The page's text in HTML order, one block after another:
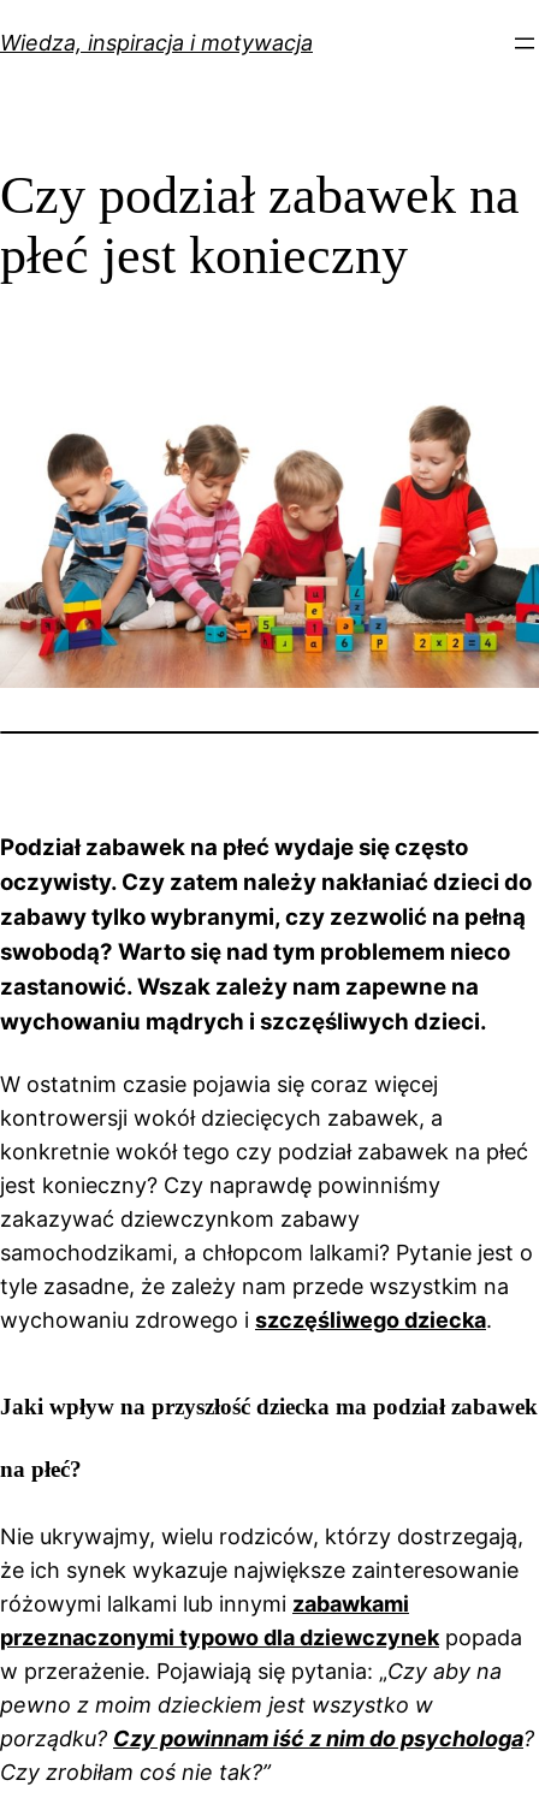
do
Wiedza, inspiracja i motywacja
Czy podział zabawek na
płeć jest konieczny
Podział zabawek na płeć wydaje się często
oczywisty. Czy zatem należy nakłaniać dzieci do
zabawy tylko wybranymi, czy zezwolić na pełną
swobodą? Warto się nad tym problemem nieco
zastanowić. Wszak zależy nam zapewne na
wychowaniu mądrych i szczęśliwych dzieci.
W ostatnim czasie pojawia się coraz więcej
kontrowersji wokół dziecięcych zabawek, a
konkretnie wokół tego czy podział zabawek na płeć
jest konieczny? Czy naprawdę powinniśmy
zakazywać dziewczynkom zabawy
samochodzikami, a chłopcom lalkami? Pytanie jest o
tyle zasadne, że zależy nam przede wszystkim na
wychowaniu zdrowego i szczęśliwego dziecka.
Jaki wpływ na przyszłość dziecka ma podział zabawek
na płeć?
Nie ukrywajmy, wielu rodziców, którzy dostrzegają,
że ich synek wykazuje największe zainteresowanie
różowymi lalkami lub innymi zabawkami
przeznaczonymi typowo dla dziewczynekpopada
w przerażenie. Pojawiają się pytania: „Czy aby na
pewno z moim dzieckiem jest wszystko w
porządku? Czy powinnam iść z nim do psychologa?
Czy zrobiłam coś nie tak?”